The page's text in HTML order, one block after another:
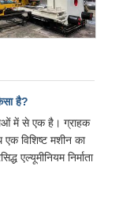
है?
में से एक है। ग्राहक
विशिष्ट मशीन का
एल्यूमीनियम निर्माता